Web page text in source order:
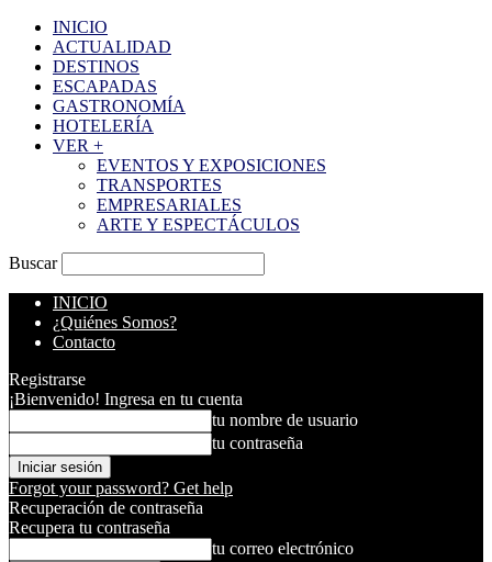
INICIO
ACTUALIDAD
DESTINOS
ESCAPADAS
GASTRONOMÍA
HOTELERÍA
VER +
EVENTOS Y EXPOSICIONES
TRANSPORTES
EMPRESARIALES
ARTE Y ESPECTÁCULOS
Buscar
INICIO
¿Quiénes Somos?
Contacto
Registrarse
¡Bienvenido! Ingresa en tu cuenta
tu nombre de usuario
tu contraseña
Forgot your password? Get help
Recuperación de contraseña
Recupera tu contraseña
tu correo electrónico